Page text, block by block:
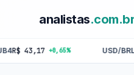
analistas.com.br
+0,65% USD/BRLR$ 5,07